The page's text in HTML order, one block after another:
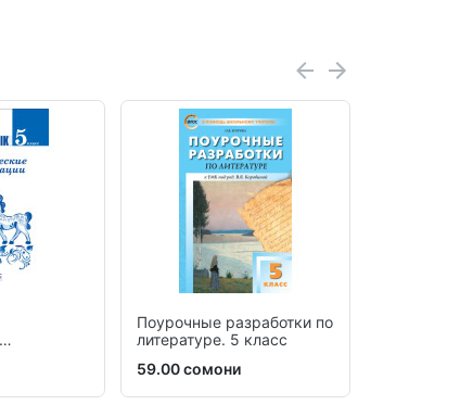
Поурочные разработки по
литературе. 5 класс
59.00 сомони